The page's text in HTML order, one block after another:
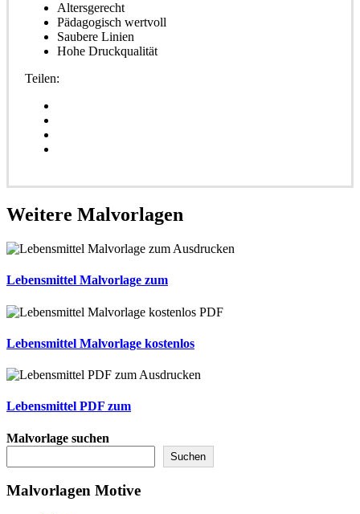
Altersgerecht
Pädagogisch wertvoll
Saubere Linien
Hohe Druckqualität
Teilen:
Weitere Malvorlagen
Lebensmittel Malvorlage zum
Lebensmittel Malvorlage kostenlos
Lebensmittel PDF zum
Malvorlage suchen
Suchen
Malvorlagen Motive